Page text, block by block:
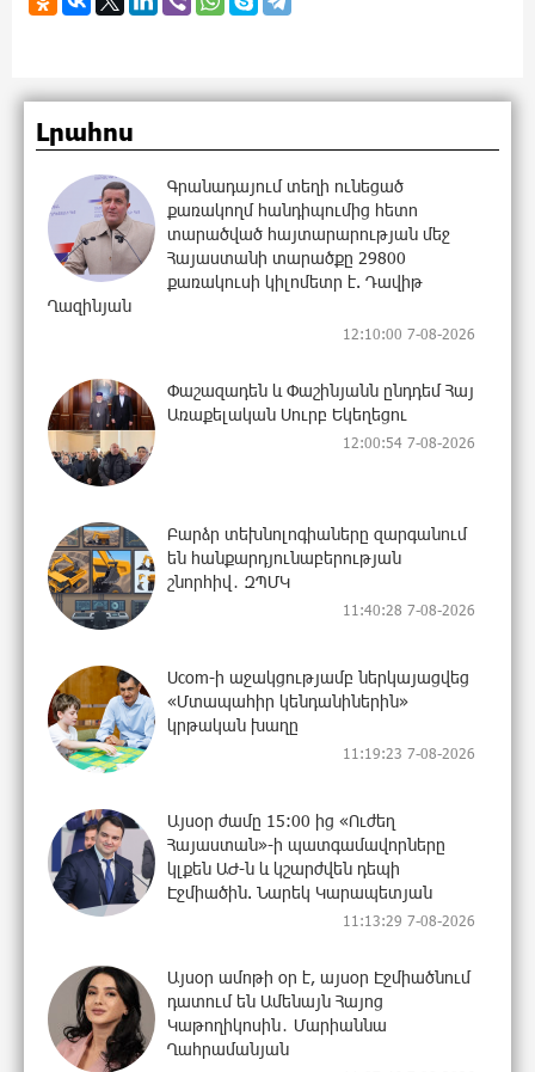
Լրահոս
Գրանադայում տեղի ունեցած
քառակողմ հանդիպումից հետո
տարածված հայտարարության մեջ
Հայաստանի տարածքը 29800
քառակուսի կիլոմետր է. Դավիթ
Ղազինյան
12:10:00 7-08-2026
Փաշազադեն և Փաշինյանն ընդդեմ Հայ
Առաքելական Սուրբ Եկեղեցու
12:00:54 7-08-2026
Բարձր տեխնոլոգիաները զարգանում
են հանքարդյունաբերության
շնորհիվ․ ԶՊՄԿ
11:40:28 7-08-2026
Ucom-ի աջակցությամբ ներկայացվեց
«Մտապահիր կենդանիներին»
կրթական խաղը
11:19:23 7-08-2026
Այսօր ժամը 15:00 ից «Ուժեղ
Հայաստան»-ի պատգամավորները
կլքեն ԱԺ-ն և կշարժվեն դեպի
Էջմիածին. Նարեկ Կարապետյան
11:13:29 7-08-2026
Այսօր ամոթի օր է, այսօր Էջմիածնում
դատում են Ամենայն Հայոց
Կաթողիկոսին․ Մարիաննա
Ղահրամանյան